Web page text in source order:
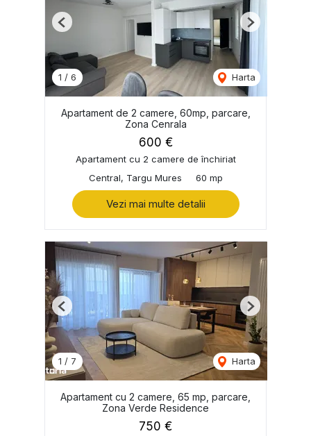
1 / 6 Harta
Previous Next
Apartament de 2 camere, 60mp, parcare,
Zona Cenrala
600 €
Apartament cu 2 camere de închiriat
Central, Targu Mures
60 mp
Vezi mai multe detalii
1 / 7 Harta
Previous Next
Apartament cu 2 camere, 65 mp, parcare,
Zona Verde Residence
750 €